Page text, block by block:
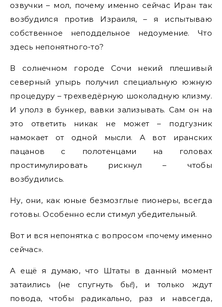
озвучки – мол, почему именно сейчас Иран так
возбудился против Израиля, – я испытываю
собственное неподдельное недоумение. Что
здесь непонятного-то?
В солнечном городе Сочи некий плешивый
северный упырь получил специальную южную
процедуру – трехведёрную шоколадную клизму.
И уполз в бункер, вавки зализывать. Сам он на
это ответить никак не может – подгузник
намокает от одной мысли. А вот иранских
пацанов с полотенцами на головах
простимулировать рискнул – чтобы
возбудились.
Ну, они, как юные безмозглые пионеры, всегда
готовы. Особенно если стимул убедительный.
Вот и вся непонятка с вопросом «почему именно
сейчас».
А ещё я думаю, что Штаты в данный момент
затаились (не спугнуть бы!), и только ждут
повода, чтобы радикально, раз и навсегда,